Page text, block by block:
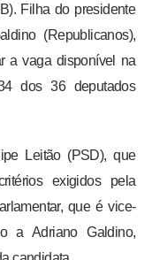
Filha do presidente
(Republicanos),
a vaga disponível na
dos 36 deputados
Leitão (PSD), que
exigidos pela
que é vice-
a Adriano Galdino,